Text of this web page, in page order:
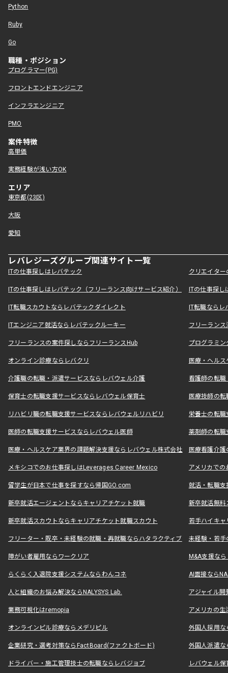
Python
Ruby
Go
職種・ポジション
プログラマー(PG)
フロントエンドエンジニア
インフラエンジニア
PMO
案件特徴
高単価
実務経験が浅い方OK
エリア
東京都(23区)
大阪
愛知
レバレジーズグループ関連サイト一覧
ITの仕事探しはレバテック クリエイタ
ITの仕事探しはレバテック（フリーランス向けサービス紹介） ITの仕事探
IT転職スカウトならレバテックダイレクト IT転職なら
ITエンジニア就活ならレバテックルーキー フリーラン
フリーランスの案件探しならフリーランスHub プログラミ
オンライン診療ならレバクリ 医療・ヘル
介護職の転職・派遣サービスならレバウェル介護 看護師の転
保育士の転職支援サービスならレバウェル保育士 医療技師の
リハビリ職の転職支援サービスならレバウェルリハビリ 栄養士の転
医師の転職支援サービスならレバウェル医師 薬剤師の転
医療・ヘルスケア業界の課題解決支援ならレバウェル株式会社 医療看護介
メキシコでのお仕事探しはLeverages Career Mexico アメリカで
留学生が日本で仕事を探すなら帰国GO.com 就活・転職
新卒就活エージェントならキャリアチケット就職 新卒就活無料
新卒就活スカウトならキャリアチケット就職スカウト 若手ハイキ
フリーター・既卒・未経験の就職・再就職ならハタラクティブ 未経験・若手
障がい者雇用ならワークリア M&A支援な
らくらく入退院支援システムならわんコネ AI面接なら
人と組織のお悩み解決ならNALYSYS Lab. アジャイル
業務可視化はremopia アメリカの
オンラインピル診療ならメデリピル 外国人採用
企業研究・選考対策ならFactBoard(ファクトボード) 外国人派遣な
ドライバー・施工管理技士の転職ならレバジョブ レバウェル